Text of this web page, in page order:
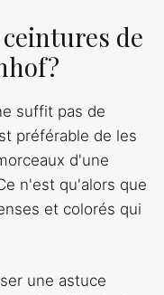
de
suffit pas de
préférable de les
d'une
n'est qu'alors que
et colorés qui
une astuce